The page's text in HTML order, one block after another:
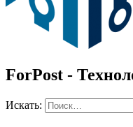
ForPost -
Искать: